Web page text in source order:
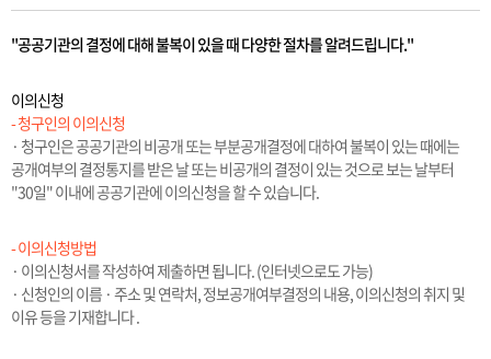
"공공기관의 결정에 대해 불복이 있을 때 다양한 절차를 알려드립니다."
이의신청
- 청구인의 이의신청
· 청구인은 공공기관의 비공개 또는 부분공개결정에 대하여 불복이 있는 때에는
공개여부의 결정통지를 받은 날 또는 비공개의 결정이 있는 것으로 보는 날부터
"30일" 이내에 공공기관에 이의신청을 할 수 있습니다.
- 이의신청방법
· 이의신청서를 작성하여 제출하면 됩니다. (인터넷으로도 가능)
· 신청인의 이름 · 주소 및 연락처, 정보공개여부결정의 내용, 이의신청의 취지 및
이유 등을 기재합니다 .